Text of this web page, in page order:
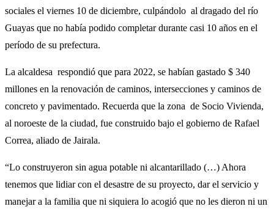
sociales el viernes 10 de diciembre, culpándolo al dragado del río
Guayas que no había podido completar durante casi 10 años en el
período de su prefectura.
La alcaldesa respondió que para 2022, se habían gastado $ 340
millones en la renovación de caminos, intersecciones y caminos de
concreto y pavimentado. Recuerda que la zona de Socio Vivienda,
al noroeste de la ciudad, fue construido bajo el gobierno de Rafael
Correa, aliado de Jairala.
“Lo construyeron sin agua potable ni alcantarillado (…) Ahora
tenemos que lidiar con el desastre de su proyecto, dar el servicio y
manejar a la familia que ni siquiera lo acogió que no les dieron ni un